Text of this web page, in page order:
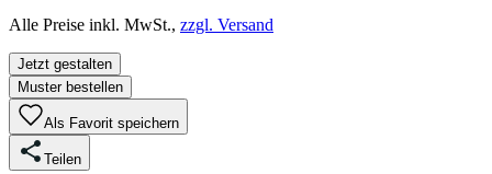
Alle Preise inkl. MwSt., zzgl. Versand
Jetzt gestalten
Muster bestellen
Als Favorit speichern
Teilen